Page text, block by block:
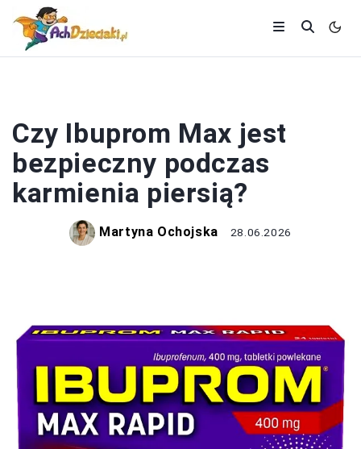
Czy Ibuprom Max jest
bezpieczny podczas
karmienia piersią?
Martyna Ochojska 28.06.2026